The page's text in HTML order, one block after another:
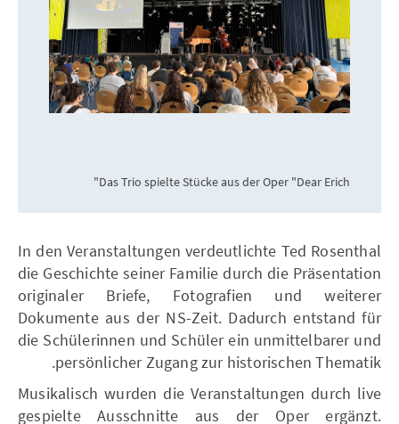
Das Trio spielte Stücke aus der Oper "Dear Erich"
In den Veranstaltungen verdeutlichte Ted Rosenthal
die Geschichte seiner Familie durch die Präsentation
originaler Briefe, Fotografien und weiterer
Dokumente aus der NS-Zeit. Dadurch entstand für
die Schülerinnen und Schüler ein unmittelbarer und
persönlicher Zugang zur historischen Thematik.
Musikalisch wurden die Veranstaltungen durch live
gespielte Ausschnitte aus der Oper ergänzt.